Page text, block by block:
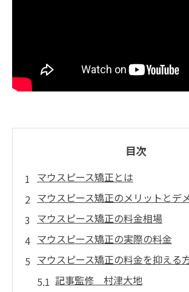
目次
マウスピース矯正とは
マウスピース矯正のメリットとデ
マウスピース矯正の料金相場
マウスピース矯正の実際の料金
マウスピース矯正の料金を抑える
記事監修 村津大地